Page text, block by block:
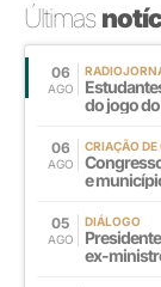
Últimas
06
AGO
do jogo
06
AGO
CRIAÇÃO DE
e
05
AGO
DIÁLOGO
ex-